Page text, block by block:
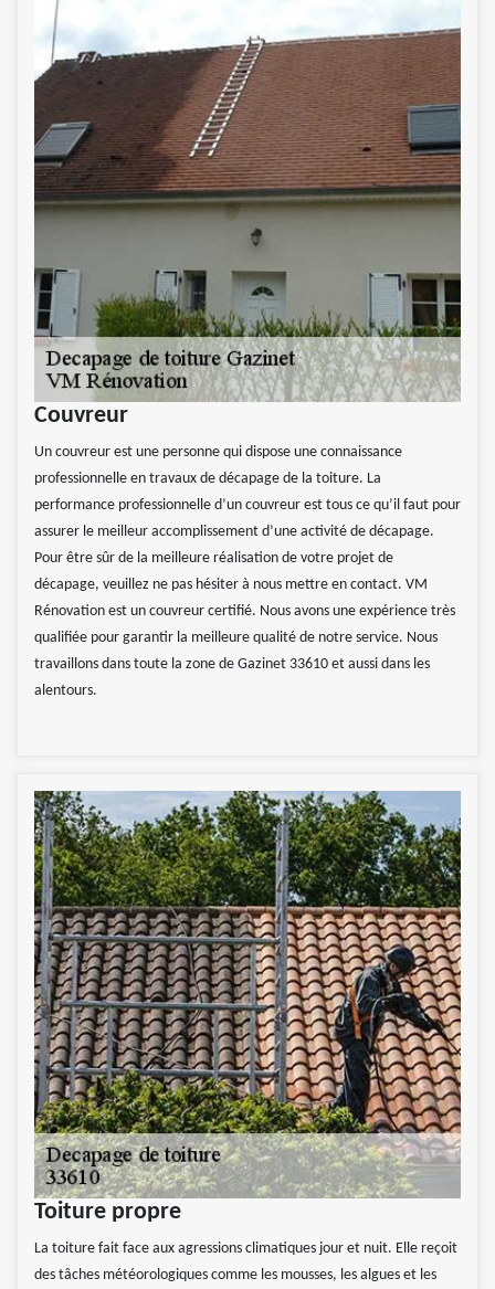
Couvreur
Un couvreur est une personne qui dispose une connaissance
professionnelle en travaux de décapage de la toiture. La
performance professionnelle d’un couvreur est tous ce qu’il faut pour
assurer le meilleur accomplissement d’une activité de décapage.
Pour être sûr de la meilleure réalisation de votre projet de
décapage, veuillez ne pas hésiter à nous mettre en contact. VM
Rénovation est un couvreur certifié. Nous avons une expérience très
qualifiée pour garantir la meilleure qualité de notre service. Nous
travaillons dans toute la zone de Gazinet 33610 et aussi dans les
alentours.
Toiture propre
La toiture fait face aux agressions climatiques jour et nuit. Elle reçoit
des tâches météorologiques comme les mousses, les algues et les